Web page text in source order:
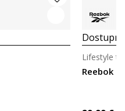
Reebok
Lifestyle